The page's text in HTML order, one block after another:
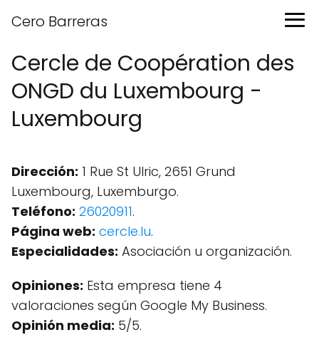
Cero Barreras
Cercle de Coopération des
ONGD du Luxembourg -
Luxembourg
Dirección: 1 Rue St Ulric, 2651 Grund
Luxembourg, Luxemburgo.
Teléfono: 26020911.
Página web: cercle.lu.
Especialidades: Asociación u organización.
Opiniones: Esta empresa tiene 4
valoraciones según Google My Business.
Opinión media: 5/5.